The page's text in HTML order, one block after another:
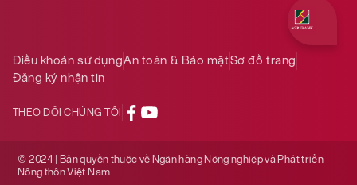
Điều khoản sử dụngAn toàn & Bảo mậtSơ đồ trang
Đăng ký nhận tin
THEO DÕI CHÚNG TÔI
© 2024 | Bản quyền thuộc về Ngân hàng Nông nghiệp và Phát triển
Nông thôn Việt Nam
Quý